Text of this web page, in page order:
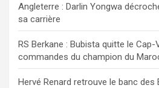
Angleterre : Darlin Yongwa
sa carrière
RS Berkane : Bubista quitte le
commandes du champion du
Hervé Renard retrouve le banc des